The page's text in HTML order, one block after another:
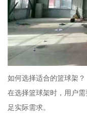
如何选择适合的篮球架？
在选择篮球架时，用户
足实际需求。